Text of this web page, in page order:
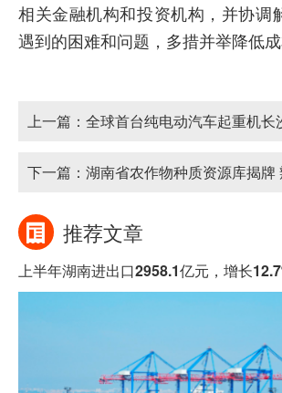
相关金融机构和投资机构，并协调
遇到的困难和问题，多措并举降低成
上一篇： 全球首台纯电动汽车起重机长
成本仅为同级别燃油产品的35%
下一篇： 湖南省农作物种质资源库揭牌
为全球最大
推荐文章
上半年湖南进出口2958.1亿元，增长